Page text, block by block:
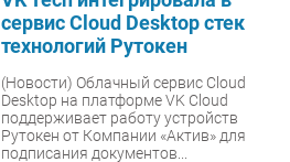
сервис Cloud Desktop стек
технологий Рутокен
(Новости) Облачный сервис Cloud
Desktop на платформе VK Cloud
поддерживает работу устройств
Рутокен от Компании «Актив» для
подписания документов...